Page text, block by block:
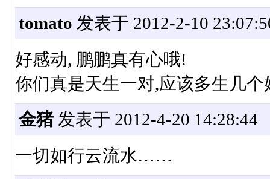
tomato 发表于 2012-2-10
好感动, 鹏鹏真有心哦!
你们真是天生一对,应该多生几个
金猪发表于 2012-4-20 14:28:44
一切如行云流水……